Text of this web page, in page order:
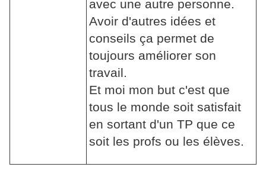
avec une autre personne.
Avoir d'autres idées et
conseils ça permet de
toujours améliorer son
travail.
Et moi mon but c'est que
tous le monde soit satisfait
en sortant d'un TP que ce
soit les profs ou les élèves.